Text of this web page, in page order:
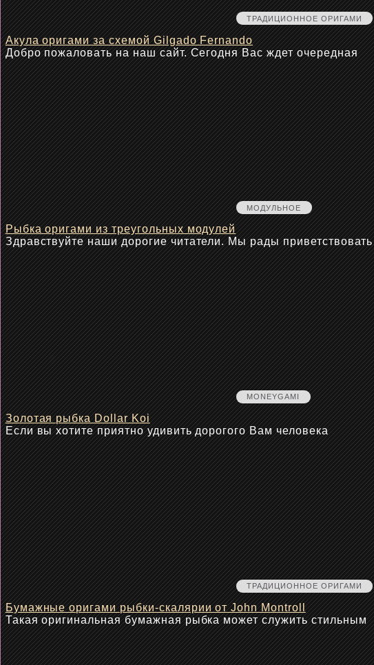
ТРАДИЦИОННОЕ ОРИГАМИ
Акула оригами за схемой Gilgado Fernando
Добро пожаловать на наш сайт. Сегодня Вас ждет очередная
МОДУЛЬНОЕ
Рыбка оригами из треугольных модулей
Здравствуйте наши дорогие читатели. Мы рады приветствовать
MONEYGAMI
Золотая рыбка Dollar Koi
Если вы хотите приятно удивить дорогого Вам человека
ТРАДИЦИОННОЕ ОРИГАМИ
Бумажные оригами рыбки-скалярии от John Montroll
Такая оригинальная бумажная рыбка может служить стильным